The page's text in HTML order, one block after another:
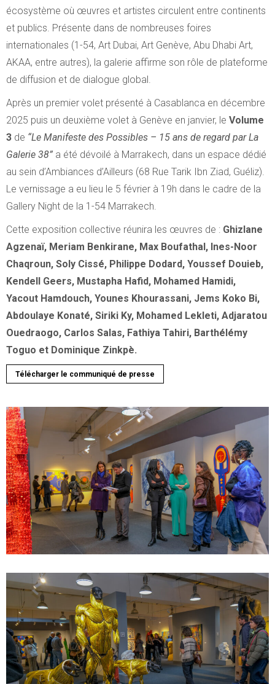
écosystème où œuvres et artistes circulent entre continents
et publics. Présente dans de nombreuses foires
internationales (1-54, Art Dubai, Art Genève, Abu Dhabi Art,
AKAA, entre autres), la galerie affirme son rôle de plateforme
de diffusion et de dialogue global.
Après un premier volet présenté à Casablanca en décembre
2025 puis un deuxième volet à Genève en janvier, le Volume
3 de “Le Manifeste des Possibles – 15 ans de regard par La
Galerie 38” a été dévoilé à Marrakech, dans un espace dédié
au sein d’Ambiances d’Ailleurs (68 Rue Tarik Ibn Ziad, Guéliz).
Le vernissage a eu lieu le 5 février à 19h dans le cadre de la
Gallery Night de la 1-54 Marrakech.
Cette exposition collective réunira les œuvres de : Ghizlane
Agzenaï, Meriam Benkirane, Max Boufathal, Ines-Noor
Chaqroun, Soly Cissé, Philippe Dodard, Youssef Douieb,
Kendell Geers, Mustapha Hafid, Mohamed Hamidi,
Yacout Hamdouch, Younes Khourassani, Jems Koko Bi,
Abdoulaye Konaté, Siriki Ky, Mohamed Lekleti, Adjaratou
Ouedraogo, Carlos Salas, Fathiya Tahiri, Barthélémy
Toguo et Dominique Zinkpè.
Télécharger le communiqué de presse